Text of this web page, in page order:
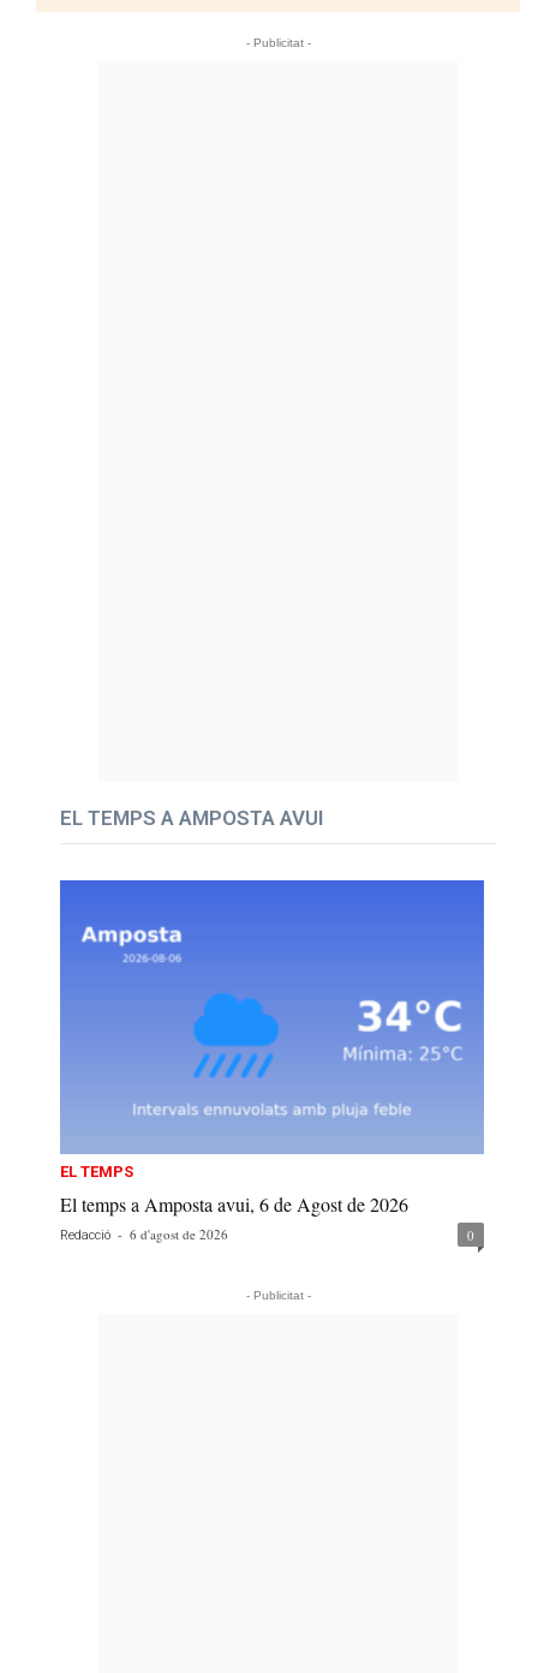
- Publicitat -
EL TEMPS A AMPOSTA AVUI
EL TEMPS
El temps a Amposta avui, 6 de Agost de 2026
Redacció - 6 d'agost de 2026 0
- Publicitat -